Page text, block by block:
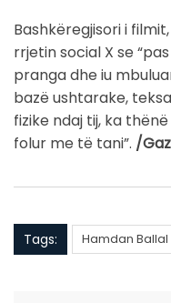
Bashkëregjisori i
rrjetin social X se
pranga dhe iu
bazë ushtarake,
fizike ndaj tij, ka
folur me të tani”. /
Tags: Hamdan Ballal